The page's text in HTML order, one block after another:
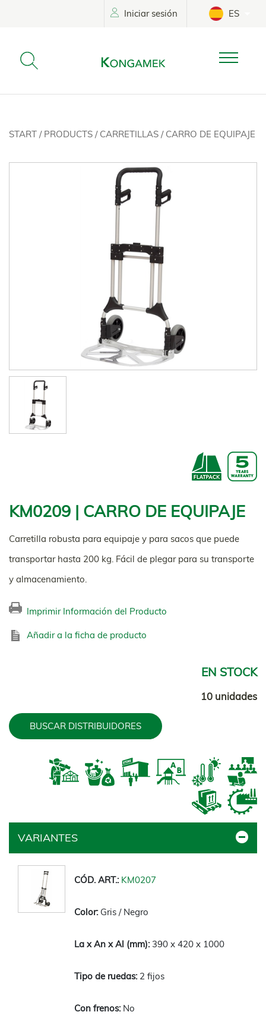
Iniciar sesión ES
START / PRODUCTS / CARRETILLAS / CARRO DE EQUIPAJE
KM0209 | CARRO DE EQUIPAJE
Carretilla robusta para equipaje y para sacos que puede
transportar hasta 200 kg. Fácil de plegar para su transporte
y almacenamiento.
Imprimir Información del Producto
Añadir a la ficha de producto
EN STOCK
10 unidades
BUSCAR DISTRIBUIDORES
VARIANTES
KM0207
Gris / Negro
390 x 420 x 1000
2 fijos
No